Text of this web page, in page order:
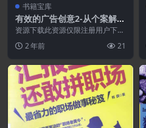
书籍宝库
有效的广告创意2-从个案解剖
到行业解析.PDF
资源下载此资源仅限注册用户下
载，请先登录特别提醒:本网站不
保证所有资源永久更新资...
2 年前 21